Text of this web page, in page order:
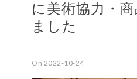
に美術協力・
ました
On 2022-10-24